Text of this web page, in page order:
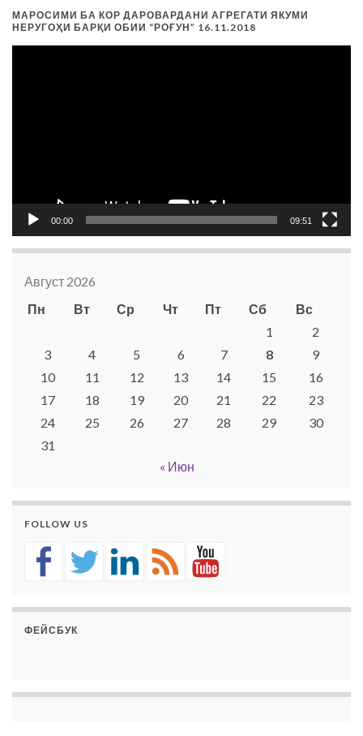
МАРОСИМИ БА КОР ДАРОВАРДАНИ АГРЕГАТИ ЯКУМИ
НЕРУГОҲИ БАРҚИ ОБИИ “РОҒУН” 16.11.2018
00:00 09:51
Август 2026
Пн
Вт Ср Чт Пт Сб
Вс
1
2
3
4 5 6 7 8
9
10
11 12 13 14 15
16
17
18 19 20 21 22
23
24
25 26 27 28 29
30
31
« Июн
FOLLOW US
ФЕЙСБУК